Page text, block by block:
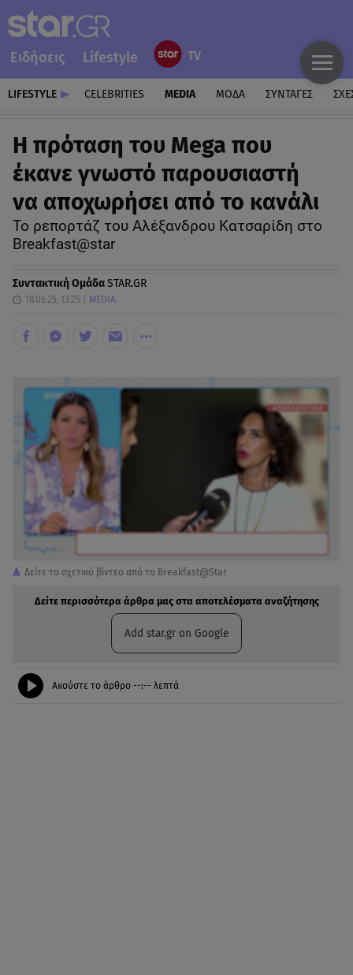
Ειδήσεις Lifestyle
LIFESTYLE CELEBRITIES MEDIA ΜΟΔΑ ΣΥΝΤΑΓΕΣ
Η πρόταση του Mega που
έκανε γνωστό παρουσιαστή
να αποχωρήσει από το κανάλι
Το ρεπορτάζ του Αλέξανδρου Κατσαρίδη στο
Breakfast@star
Συντακτική ΟμάδαSTAR.GR
18.06.25, 13:25 MEDIA
Δείτε το σχετικό βίντεο από το Breakfast@Star
Δείτε περισσότερα άρθρα μας στα αποτελέσματα αναζήτησης
Add star.gr on Google
Ακούστε το άρθρο --:-- λεπτά